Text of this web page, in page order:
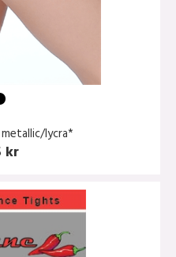
lycra*
kr